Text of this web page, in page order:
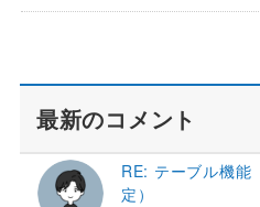
最新のコメント
RE: テーブル機能
定）